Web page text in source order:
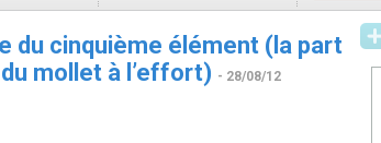
du cinquième élément (la part
mollet à l’effort) - 28/08/12